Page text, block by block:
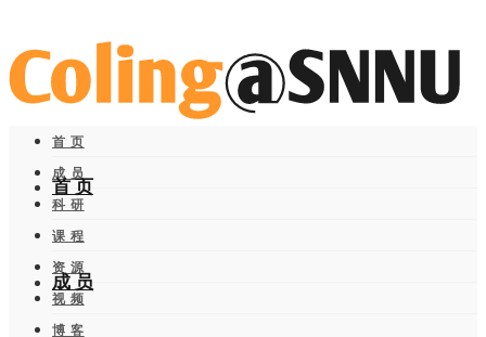
首 页
成 员
首 页
成 员
科 研
课 程
资 源
视 频
博 客